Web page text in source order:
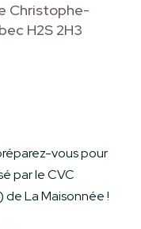
Christophe-
H2S 2H3
vous pour
par le CVC
La Maisonnée !